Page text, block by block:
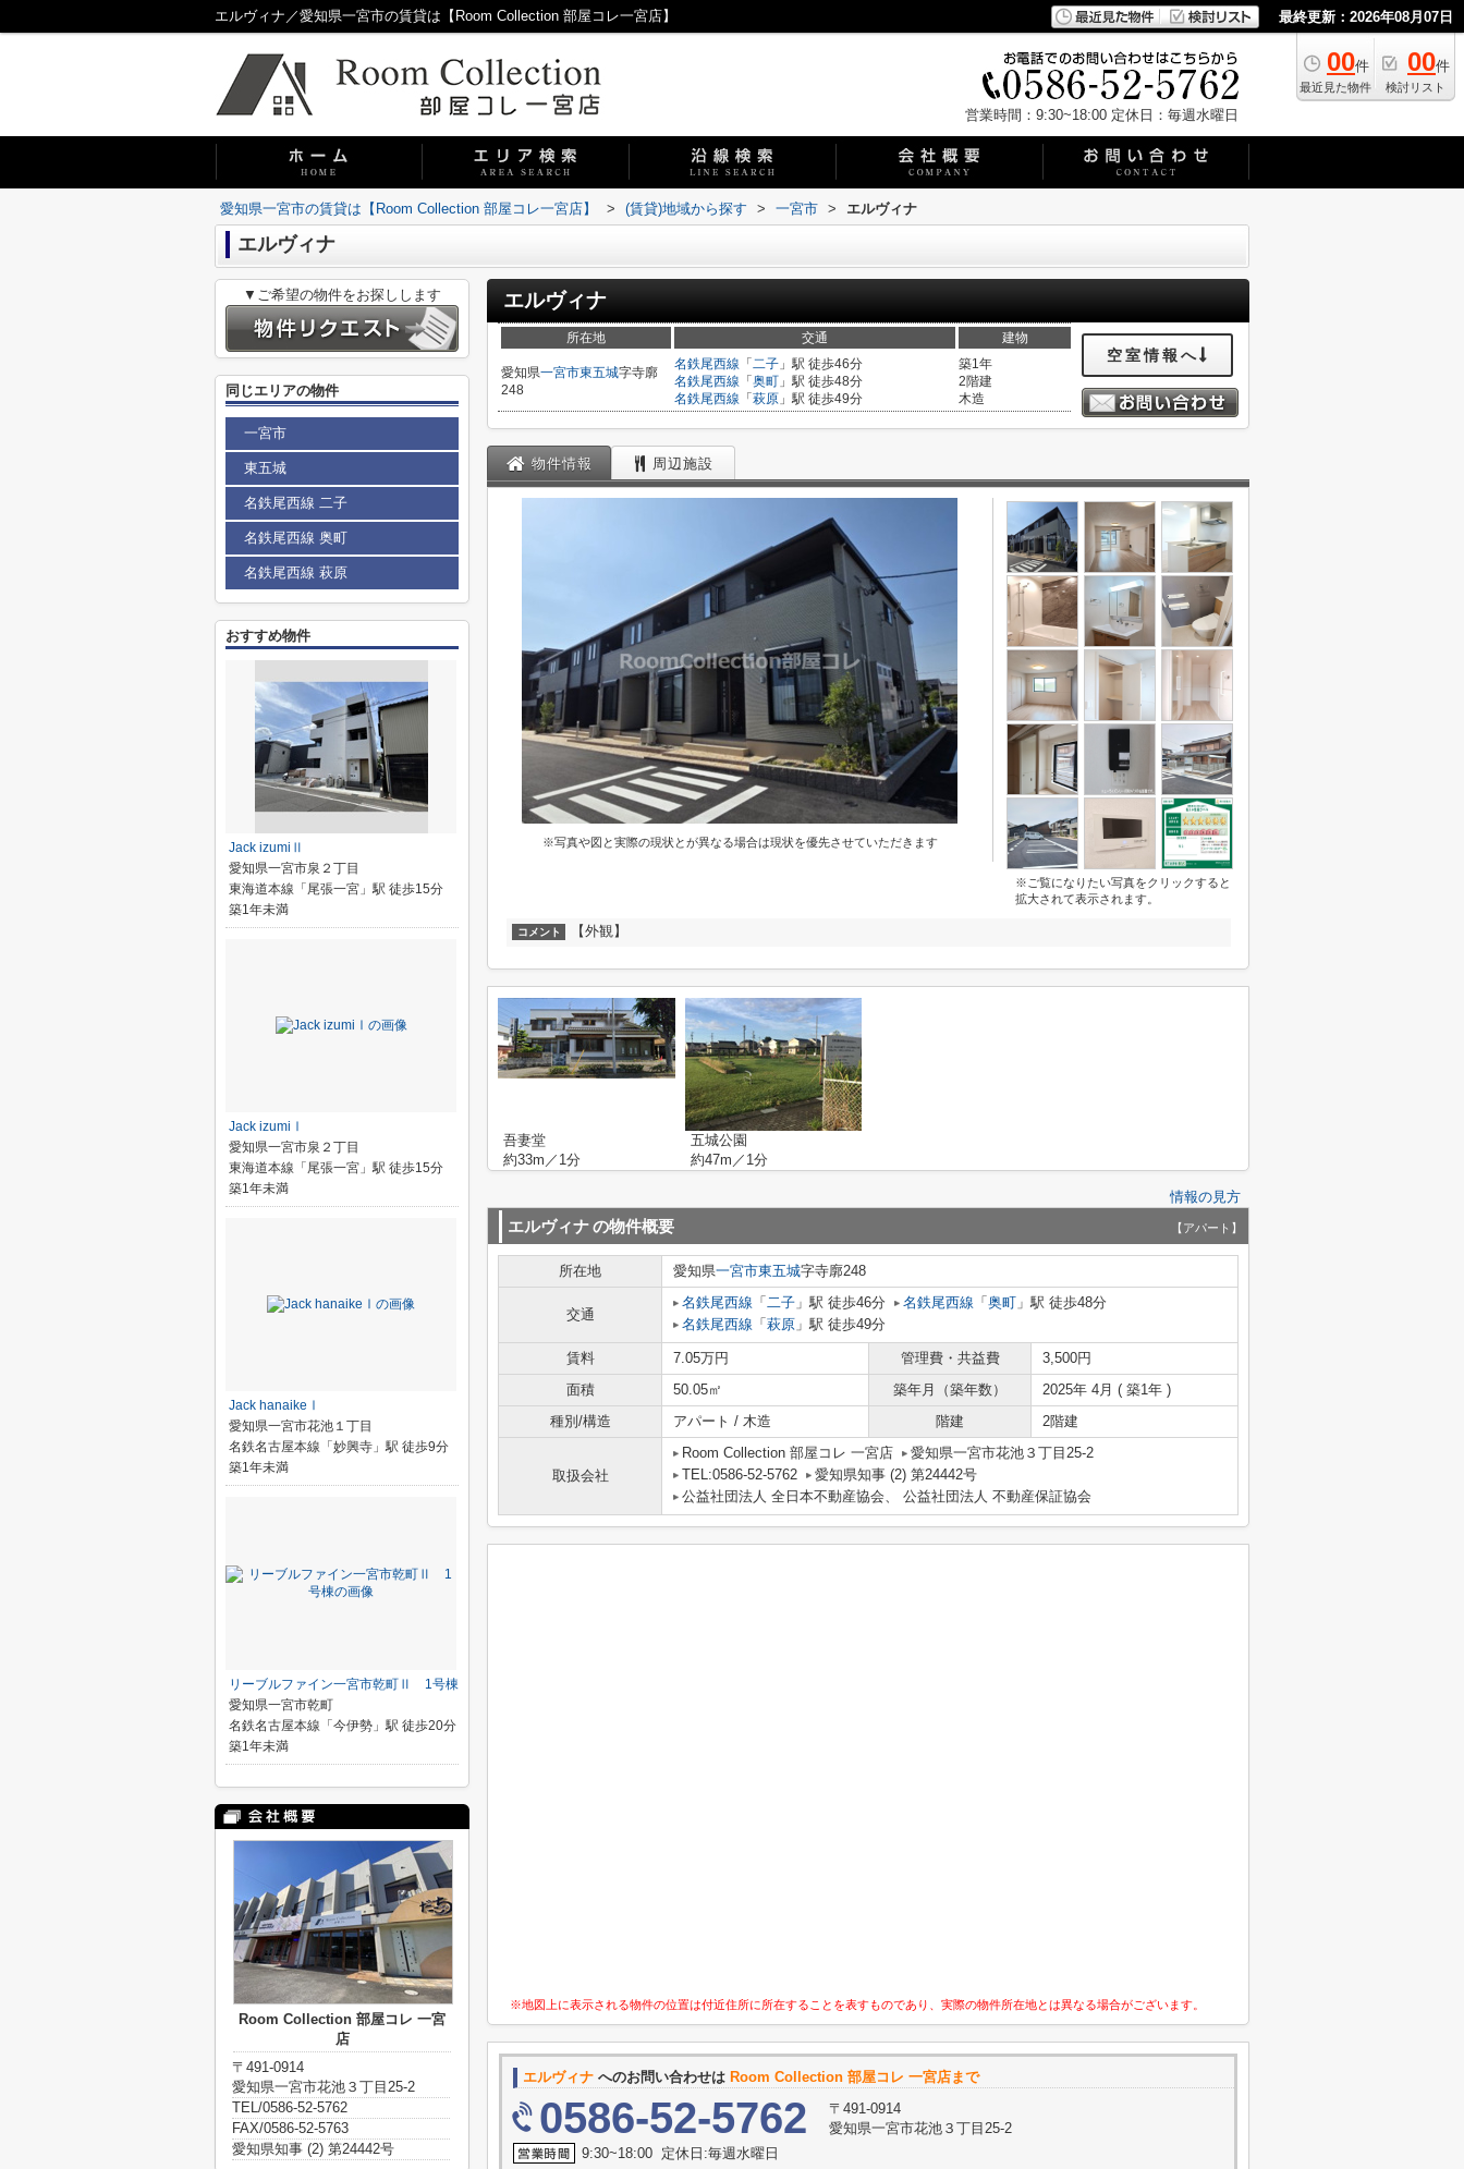
エルヴィナ／愛知県一宮市の賃貸は【Room Collection 部屋コレ一宮店】 最終更新：2026年08月07日
00件
最近見た物件
00件
検討リスト
営業時間：9:30~18:00 定休日：毎週水曜日
愛知県一宮市の賃貸は【Room Collection 部屋コレ一宮店】 > (賃貸)地域から探す > 一宮市 > エルヴィナ
エルヴィナ
エルヴィナ
所在地 交通 建物
愛知県一宮市東五城字寺廓
248
名鉄尾西線 「 二子 」駅 徒歩46分
名鉄尾西線 「 奥町 」駅 徒歩48分
名鉄尾西線 「 萩原 」駅 徒歩49分
築1年
2階建
木造
空室情報へ
物件情報 周辺施設
※写真や図と実際の現状とが異なる場合は現状を優先させていただきます
※ご覧になりたい写真をクリックすると
拡大されて表示されます。
コメント 【外観】
吾妻堂
約33m／1分
五城公園
約47m／1分
情報の見方
エルヴィナの物件概要 【アパート】
所在地 愛知県一宮市東五城字寺廓248
交通
名鉄尾西線 「 二子 」駅 徒歩46分 名鉄尾西線 「 奥町 」駅 徒歩48分
名鉄尾西線 「 萩原 」駅 徒歩49分
賃料 7.05万円 管理費・共益費
3,500円
面積
50.05㎡ 築年月（築年数）
2025年 4月 ( 築1年 )
種別/構造
アパート / 木造 階建 2階建
取扱会社
Room Collection 部屋コレ 一宮店
愛知県一宮市花池３丁目25-2
TEL:0586-52-5762
愛知県知事 (2) 第24442号
公益社団法人 全日本不動産協会、 公益社団法人 不動産保証協会
※地図上に表示される物件の位置は付近住所に所在することを表すものであり、実際の物件所在地とは異なる場合がございます。
エルヴィナ へのお問い合わせは Room Collection 部屋コレ 一宮店まで
0586-52-5762
〒491-0914
愛知県一宮市花池３丁目25-2
9:30~18:00 定休日:毎週水曜日
▼ご希望の物件をお探しします
同じエリアの物件
一宮市
東五城
名鉄尾西線 二子
名鉄尾西線 奥町
名鉄尾西線 萩原
おすすめ物件
Jack izumiⅡ
愛知県一宮市泉２丁目
東海道本線「尾張一宮」駅 徒歩15分
築1年未満
Jack izumiⅠ
愛知県一宮市泉２丁目
東海道本線「尾張一宮」駅 徒歩15分
築1年未満
Jack hanaikeⅠ
愛知県一宮市花池１丁目
名鉄名古屋本線「妙興寺」駅 徒歩9分
築1年未満
リーブルファイン一宮市乾町Ⅱ 1号棟
愛知県一宮市乾町
名鉄名古屋本線「今伊勢」駅 徒歩20分
築1年未満
Room Collection 部屋コレ 一宮
店
〒491-0914
愛知県一宮市花池３丁目25-2
TEL/0586-52-5762
FAX/0586-52-5763
愛知県知事 (2) 第24442号